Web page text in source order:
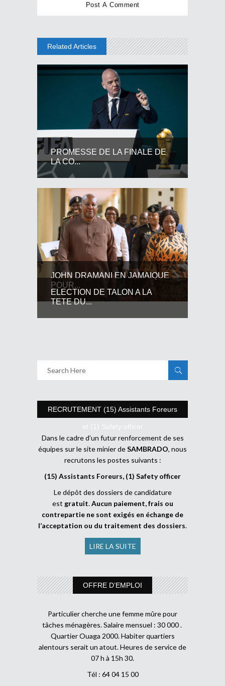
Related Articles
PROMESSE DE LA FINALE DE
LA CO...
JOHN DRAMANI EN JAMAIQUE
POUR...
ELECTION DE TALON A LA
TETE DU...
RECRUTEMENT (15) Assistants Foreurs
et (1) Safety officer
Dans le cadre d’un futur renforcement de ses
équipes sur le site minier deSAMBRADO, nous
recrutons les postes suivants :
(15) Assistants Foreurs, (1) Safety officer
Le dépôt des dossiers de candidature
est gratuit.Aucun paiement, frais ou
contrepartie ne sont exigés en échange de
l’acceptation ou du traitement des dossiers.
LIRE LA SUITE
OFFRE D’EMPLOI
Particulier cherche une femme mûre pour
tâches ménagères. Salaire mensuel : 30 000 .
Quartier Ouaga 2000. Habiter quartiers
alentours serait un atout. Heures de service de
07 h à 15h 30.
Tél : 64 04 15 00